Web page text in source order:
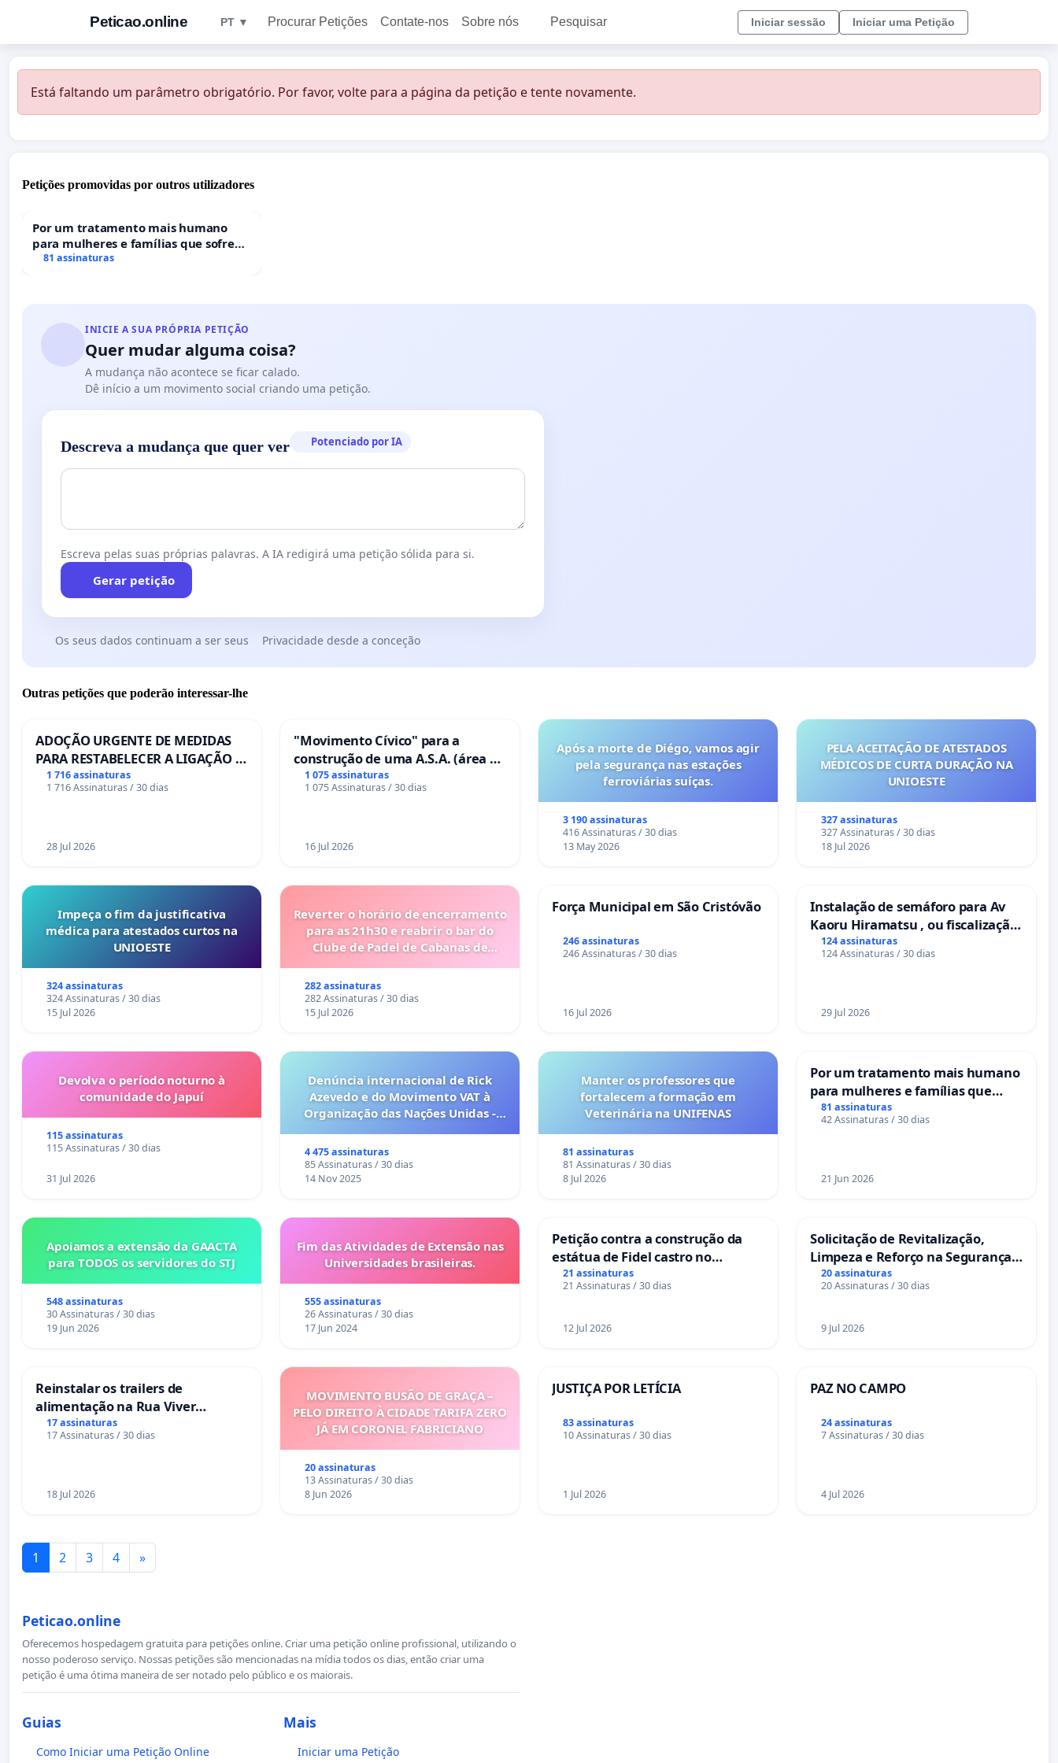
Peticao.online PT ▼ Procurar Petições Contate-nos Sobre nós Pesquisar Iniciar sessão Iniciar uma Petição
Está faltando um parâmetro obrigatório. Por favor, volte para a página da petição e tente novamente.
Petições promovidas por outros utilizadores
Por um tratamento mais humano
para mulheres e famílias que sofrem
uma perda gestacional nos hospitais
81 assinaturas
INICIE A SUA PRÓPRIA PETIÇÃO
Quer mudar alguma coisa?
A mudança não acontece se ficar calado.
Dê início a um movimento social criando uma petição.
Descreva a mudança que quer ver Potenciado por IA
Escreva pelas suas próprias palavras. A IA redigirá uma petição sólida para si.
Gerar petição
Os seus dados continuam a ser seus Privacidade desde a conceção
Outras petições que poderão interessar-lhe
ADOÇÃO URGENTE DE MEDIDAS
PARA RESTABELECER A LIGAÇÃO -
PONTE RS-129
1 716 assinaturas
1 716 Assinaturas / 30 dias
28 Jul 2026
"Movimento Cívico" para a
construção de uma A.S.A. (área de
serviços para autocaravanas) em
Coimbra
1 075 assinaturas
1 075 Assinaturas / 30 dias
16 Jul 2026
Após a morte de Diégo, vamos agir
pela segurança nas estações
ferroviárias suíças.
3 190 assinaturas
416 Assinaturas / 30 dias
13 May 2026
PELA ACEITAÇÃO DE ATESTADOS
MÉDICOS DE CURTA DURAÇÃO NA
UNIOESTE
327 assinaturas
327 Assinaturas / 30 dias
18 Jul 2026
Impeça o fim da justificativa
médica para atestados curtos na
UNIOESTE
324 assinaturas
324 Assinaturas / 30 dias
15 Jul 2026
Reverter o horário de encerramento
para as 21h30 e reabrir o bar do
Clube de Padel de Cabanas de
282 assinaturas
282 Assinaturas / 30 dias
15 Jul 2026
Força Municipal em São Cristóvão
246 assinaturas
246 Assinaturas / 30 dias
16 Jul 2026
Instalação de semáforo para Av
Kaoru Hiramatsu , ou fiscalização
Eletrônica
124 assinaturas
124 Assinaturas / 30 dias
29 Jul 2026
Devolva o período noturno à
comunidade do Japuí
115 assinaturas
115 Assinaturas / 30 dias
31 Jul 2026
Denúncia internacional de Rick
Azevedo e do Movimento VAT à
Organização das Nações Unidas -
6x1 enquanto o lobby empresarial
compra a omissão do Congresso.
4 475 assinaturas
85 Assinaturas / 30 dias
14 Nov 2025
Manter os professores que
fortalecem a formação em
Veterinária na UNIFENAS
81 assinaturas
81 Assinaturas / 30 dias
8 Jul 2026
Por um tratamento mais humano
para mulheres e famílias que
sofrem uma perda gestacional
nos hospitais portugueses
81 assinaturas
42 Assinaturas / 30 dias
21 Jun 2026
Apoiamos a extensão da GAACTA
para TODOS os servidores do STJ
548 assinaturas
30 Assinaturas / 30 dias
19 Jun 2026
Fim das Atividades de Extensão nas
Universidades brasileiras.
555 assinaturas
26 Assinaturas / 30 dias
17 Jun 2024
Petição contra a construção da
estátua de Fidel castro no
mirante do Caju
21 assinaturas
21 Assinaturas / 30 dias
12 Jul 2026
Solicitação de Revitalização,
Limpeza e Reforço na Segurança
das Praças da Rua Cachoeira das
Sete Ilhas
20 assinaturas
20 Assinaturas / 30 dias
9 Jul 2026
Reinstalar os trailers de
alimentação na Rua Viver
Salvador
17 assinaturas
17 Assinaturas / 30 dias
18 Jul 2026
MOVIMENTO BUSÃO DE GRAÇA –
PELO DIREITO À CIDADE TARIFA ZERO
JÁ EM CORONEL FABRICIANO
20 assinaturas
13 Assinaturas / 30 dias
8 Jun 2026
JUSTIÇA POR LETÍCIA
83 assinaturas
10 Assinaturas / 30 dias
1 Jul 2026
PAZ NO CAMPO
24 assinaturas
7 Assinaturas / 30 dias
4 Jul 2026
1 2 3 4 »
Peticao.online
Oferecemos hospedagem gratuita para petições online. Criar uma petição online profissional, utilizando o
nosso poderoso serviço. Nossas petições são mencionadas na mídia todos os dias, então criar uma
petição é uma ótima maneira de ser notado pelo público e os maiorais.
Guias
Como Iniciar uma Petição Online
Mais
Iniciar uma Petição